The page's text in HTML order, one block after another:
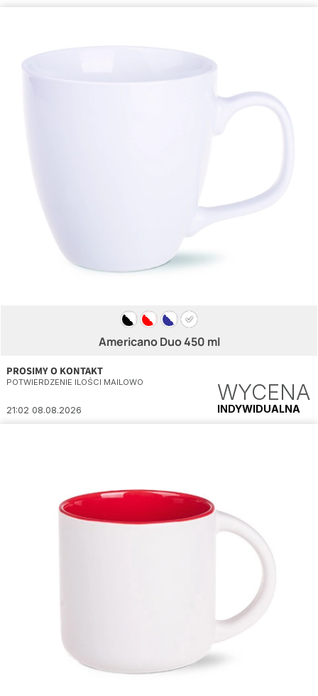
Americano Duo 450 ml
PROSIMY O KONTAKT
POTWIERDZENIE ILOŚCI MAILOWO
21:02 08.08.2026
WYCENA
INDYWIDUALNA